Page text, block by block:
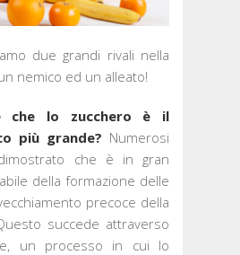
due grandi rivali nella
nemico ed un alleato!
che lo zucchero è il
più grande? Numerosi
che è in gran
della formazione delle
precoce della
succede attraverso
un processo in cui lo